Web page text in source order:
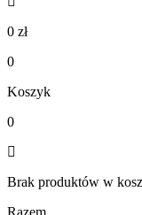
0 zł
0
Koszyk
0
Brak produktów w
Razem